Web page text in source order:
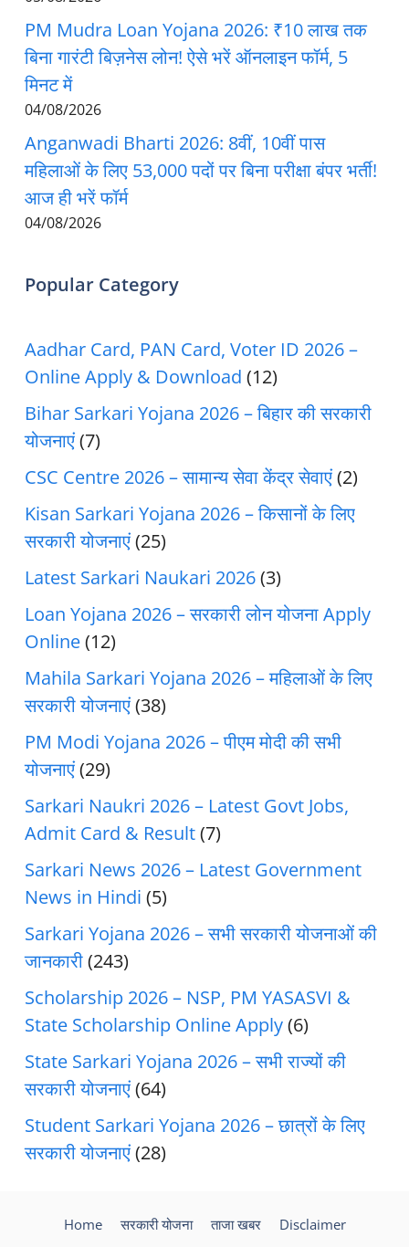
PM Mudra Loan Yojana 2026: ₹10 लाख तक
बिना गारंटी बिज़नेस लोन! ऐसे भरें ऑनलाइन फॉर्म, 5
मिनट में
04/08/2026
Anganwadi Bharti 2026: 8वीं, 10वीं पास
महिलाओं के लिए 53,000 पदों पर बिना परीक्षा बंपर भर्ती!
आज ही भरें फॉर्म
04/08/2026
Popular Category
Aadhar Card, PAN Card, Voter ID 2026 –
Online Apply & Download (12)
Bihar Sarkari Yojana 2026 – बिहार की सरकारी
योजनाएं(7)
CSC Centre 2026 – सामान्य सेवा केंद्र सेवाएं(2)
Kisan Sarkari Yojana 2026 – किसानों के लिए
सरकारी योजनाएं(25)
Latest Sarkari Naukari 2026(3)
Loan Yojana 2026 – सरकारी लोन योजना Apply
Online(12)
Mahila Sarkari Yojana 2026 – महिलाओं के लिए
सरकारी योजनाएं(38)
PM Modi Yojana 2026 – पीएम मोदी की सभी
योजनाएं(29)
Sarkari Naukri 2026 – Latest Govt Jobs,
Admit Card & Result(7)
Sarkari News 2026 – Latest Government
News in Hindi (5)
Sarkari Yojana 2026 – सभी सरकारी योजनाओं की
जानकारी(243)
Scholarship 2026 – NSP, PM YASASVI &
State Scholarship Online Apply(6)
State Sarkari Yojana 2026 – सभी राज्यों की
सरकारी योजनाएं(64)
Student Sarkari Yojana 2026 – छात्रों के लिए
सरकारी योजनाएं(28)
Home सरकारी योजना ताजा खबर
Disclaimer